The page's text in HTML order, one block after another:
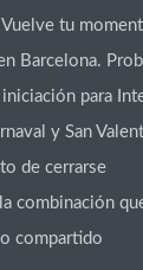
tu
Barcelona.
para
y San
de cerrarse
combinación
compartido